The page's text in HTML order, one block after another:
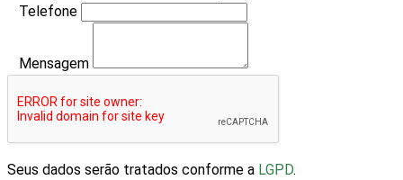
Telefone
Mensagem
Seus dados serão tratados conforme a LGPD.